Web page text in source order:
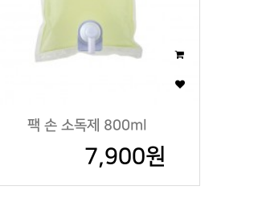
팩 손 소독제 800ml
7,900원